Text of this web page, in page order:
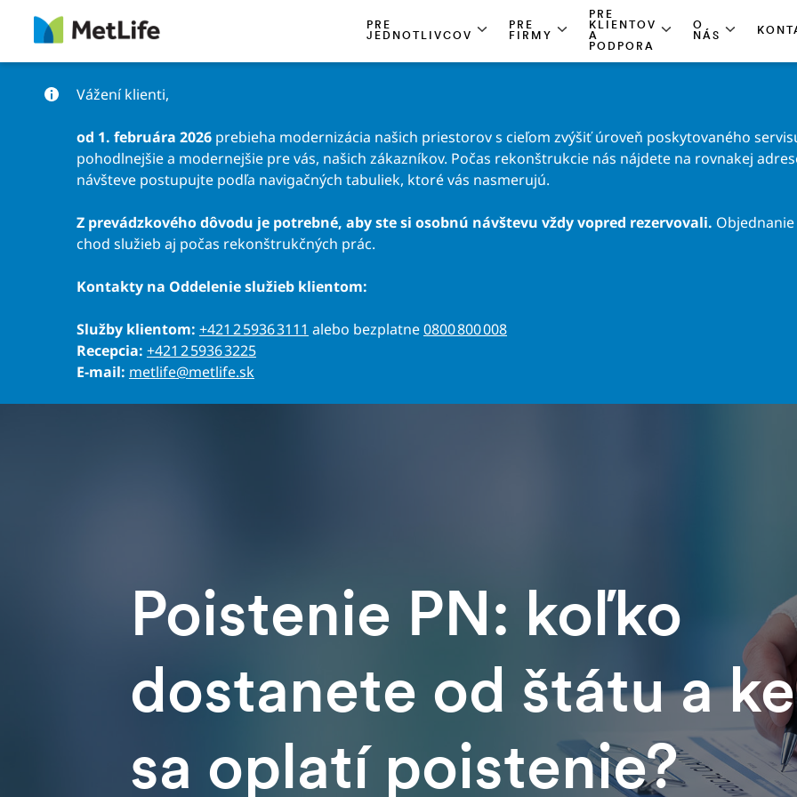
Preskočiť na obsah
PRE
JEDNOTLIVCOV
PRE
FIRMY
PRE
KLIENTOV
A
PODPORA
O
NÁS
Vážení klienti,
od 1. februára 2026 prebieha modernizácia našich priestorov s cieľom zvýšiť úroveň poskytovaného
pohodlnejšie a modernejšie pre vás, našich zákazníkov. Počas rekonštrukcie nás nájdete na rovnakej
návšteve postupujte podľa navigačných tabuliek, ktoré vás nasmerujú.
Z prevádzkového dôvodu je potrebné, aby ste si osobnú návštevu vždy vopred rezervovali.
chod služieb aj počas rekonštrukčných prác.
Kontakty na Oddelenie služieb klientom:
Služby klientom: +421 2 5936 3111 alebo bezplatne0800 800 008
Recepcia: +421 2 5936 3225
E-mail: metlife@metlife.sk
Poistenie PN: koľko
dostanete od štátu a
sa oplatí poistenie?